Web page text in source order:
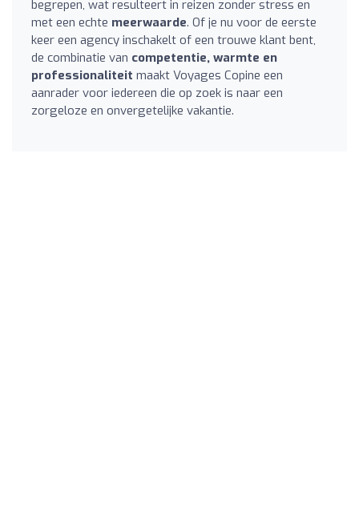
begrepen, wat resulteert in reizen zonder stress en
met een echte meerwaarde. Of je nu voor de eerste
keer een agency inschakelt of een trouwe klant bent,
de combinatie van competentie, warmte en
professionaliteit maakt Voyages Copine een
aanrader voor iedereen die op zoek is naar een
zorgeloze en onvergetelijke vakantie.